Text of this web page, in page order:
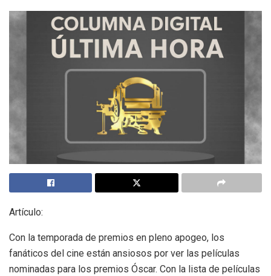
Artículo:
Con la temporada de premios en pleno apogeo, los
fanáticos del cine están ansiosos por ver las películas
nominadas para los premios Óscar. Con la lista de películas